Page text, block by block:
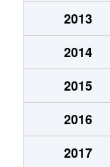
北９条東
北１０条東
北１０条東
北１２条東
北１２条東
2013
2014
2015
2016
2017